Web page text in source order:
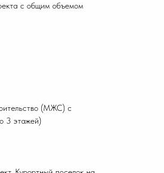
с общим объемом
(МЖС) с
3 этажей)